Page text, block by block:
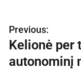
N
a
Previous:
Kelionė per
autonominį